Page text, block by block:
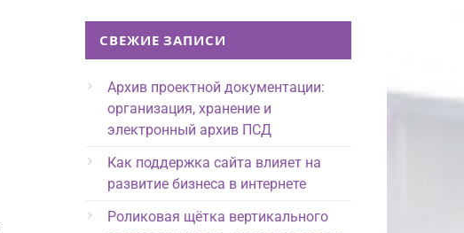
СВЕЖИЕ ЗАПИСИ
Архив проектной документации:
организация, хранение и
электронный архив ПСД
Как поддержка сайта влияет на
развитие бизнеса в интернете
Роликовая щётка вертикального